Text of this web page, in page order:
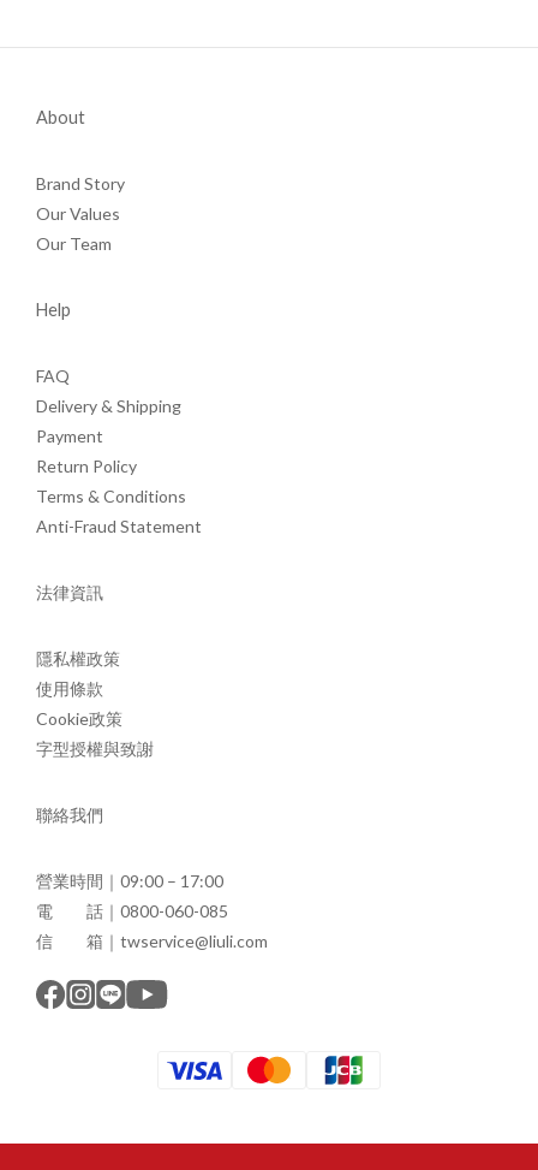
About
Brand Story
Our Values
Our Team
Help
FAQ
Delivery & Shipping
Payment
Return Policy
Terms & Conditions
Anti-Fraud Statement
法律資訊
隱私權政策
使用條款
Cookie政策
字型授權與致謝
聯絡我們
營業時間｜09:00 – 17:00
電 話｜0800-060-085
信 箱｜twservice@liuli.com